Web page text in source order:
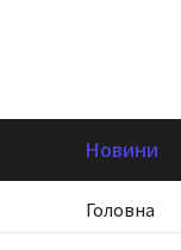
Новини
Головна